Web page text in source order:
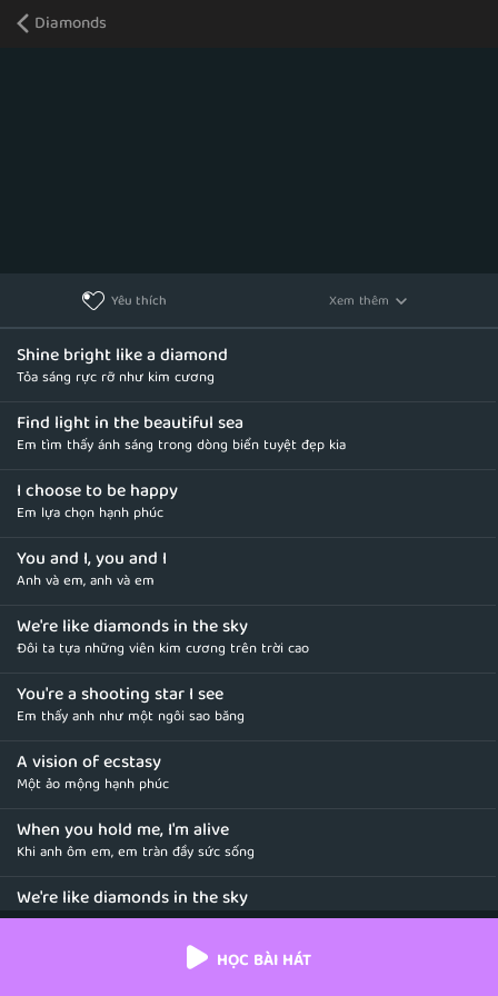
Diamonds
Yêu thích Xem thêm
Shine bright like a diamond
Tỏa sáng rực rỡ như kim cương
Find light in the beautiful sea
Em tìm thấy ánh sáng trong dòng biển tuyệt đẹp kia
I choose to be happy
Em lựa chọn hạnh phúc
You and I, you and I
Anh và em, anh và em
We're like diamonds in the sky
Đôi ta tựa những viên kim cương trên trời cao
You're a shooting star I see
Em thấy anh như một ngôi sao băng
A vision of ecstasy
Một ảo mộng hạnh phúc
When you hold me, I'm alive
Khi anh ôm em, em tràn đầy sức sống
We're like diamonds in the sky
Đôi ta tựa những viên kim cương trên trời cao
I knew that we'd become one right away
HỌC BÀI HÁT